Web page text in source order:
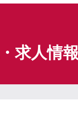
求人情報